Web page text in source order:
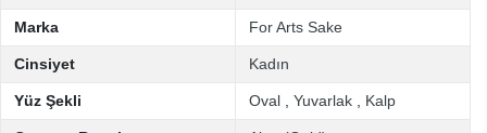
Marka For Arts Sake
Cinsiyet Kadın
Yüz Şekli Oval Yuvarlak Kalp